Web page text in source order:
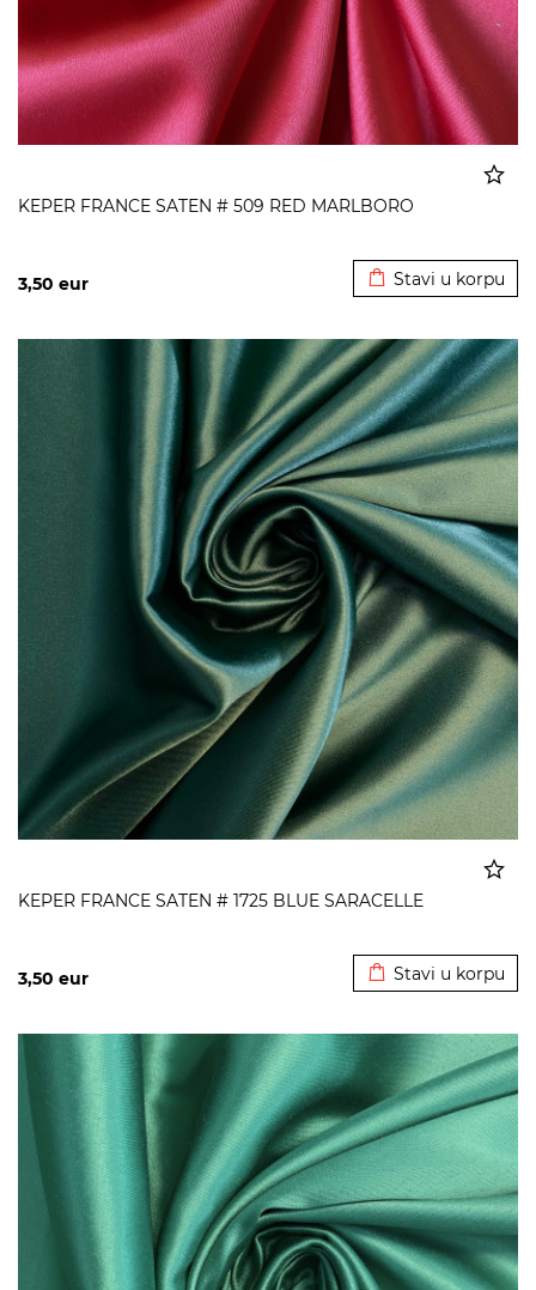
KEPER FRANCE SATEN # 509 RED MARLBORO
3,50 eur Stavi u korpu
KEPER FRANCE SATEN # 1725 BLUE SARACELLE
3,50 eur Stavi u korpu